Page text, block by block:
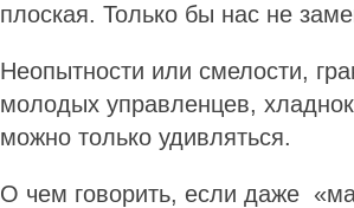
плоская. Только бы нас не
Неопытности или смелости,
молодых управленцев,
можно только удивляться.
О чем говорить, если даже